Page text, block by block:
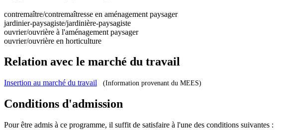
contremaître/contremaîtresse en aménagement paysager
jardinier-paysagiste/jardinière-paysagiste
ouvrier/ouvrière à l'aménagement paysager
ouvrier/ouvrière en horticulture
Relation avec le marché du travail
Insertion au marché du travail (Information provenant du MEES)
Conditions d'admission
Pour être admis à ce programme, il suffit de satisfaire à l'une des conditions suivantes :